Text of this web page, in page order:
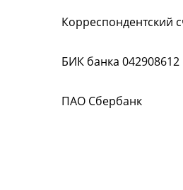
Корреспондентский
БИК банка 042908612
ПАО Сбербанк